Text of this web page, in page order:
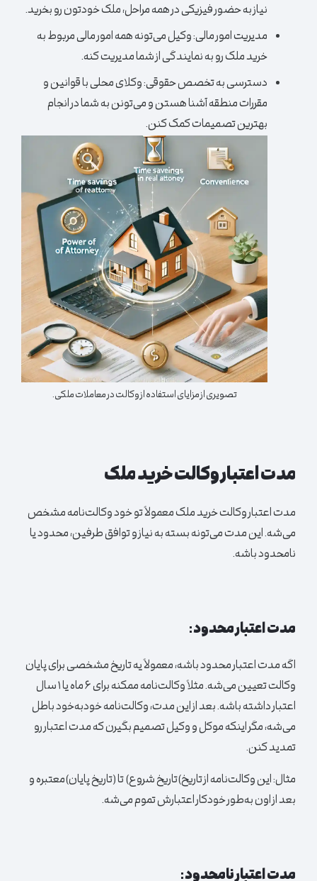
نیاز به حضور فیزیکی در همه مراحل، ملک خودتون رو بخرید.
مدیریت امور مالی:وکیل می‌تونه همه امور مالی مربوط به
خرید ملک رو به نمایندگی از شما مدیریت کنه.
دسترسی به تخصص حقوقی:وکلای محلی با قوانین و
مقررات منطقه آشنا هستن و می‌تونن به شما در انجام
بهترین تصمیمات کمک کنن.
تصویری از مزایای استفاده از وکالت در معاملات ملکی.
مدت اعتبار وکالت خرید ملک
مدت اعتبار وکالت خرید ملک معمولاً تو خود وکالت‌نامه مشخص
می‌شه. این مدت می‌تونه بسته به نیاز و توافق طرفین، محدود یا
نامحدود باشه.
مدت اعتبار محدود:
اگه مدت اعتبار محدود باشه، معمولاً یه تاریخ مشخصی برای پایان
وکالت تعیین می‌شه. مثلاً وکالت‌نامه ممکنه برای ۶ ماه یا ۱ سال
اعتبار داشته باشه. بعد از این مدت، وکالت‌نامه خودبه‌خود باطل
می‌شه، مگر اینکه موکل و وکیل تصمیم بگیرن که مدت اعتبار رو
تمدید کنن.
مثال:این وکالت‌نامه از تاریخ)تاریخ شروع) تا (تاریخ پایان)معتبره و
بعد از اون به‌طور خودکار اعتبارش تموم می‌شه.
مدت اعتبار نامحدود: